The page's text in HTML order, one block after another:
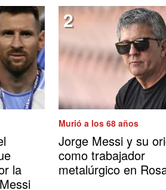
la
Murió a los 68 años
Jorge Messi y su
como trabajador
metalúrgico en